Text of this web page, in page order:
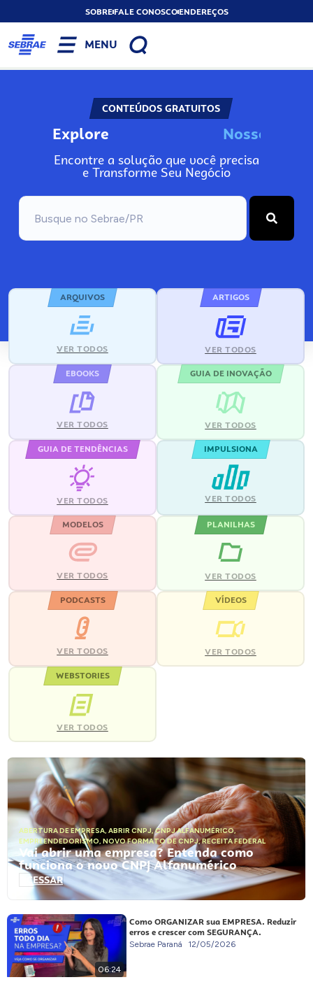
SOBREFALE CONOSCOENDEREÇOS
MENU
CONTEÚDOS GRATUITOS
Explore Nosso
Encontre a solução que você precisa
e Transforme Seu Negócio
ARQUIVOS
VER TODOS
ARTIGOS
VER TODOS
EBOOKS
VER TODOS
GUIA DE INOVAÇÃO
VER TODOS
GUIA DE TENDÊNCIAS
VER TODOS
IMPULSIONA
VER TODOS
MODELOS
VER TODOS
PLANILHAS
VER TODOS
PODCASTS
VER TODOS
VÍDEOS
VER TODOS
WEBSTORIES
VER TODOS
ABERTURA DE EMPRESA, ABRIR CNPJ,CNPJ ALFANUMÉRICO,
EMPREENDEDORISMO, NOVO FORMATO DE CNPJ,RECEITA FEDERAL
Vai abrir uma empresa? Entenda como
funciona o novo CNPJ Alfanumérico
ACESSAR
06:24
Como ORGANIZAR sua EMPRESA. Reduzir
erros e crescer com SEGURANÇA.
Sebrae Paraná 12/05/2026